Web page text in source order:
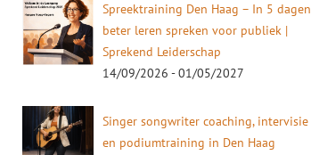
Spreektraining Den Haag – In 5 dagen
beter leren spreken voor publiek |
Sprekend Leiderschap
14/09/2026 - 01/05/2027
Singer songwriter coaching, intervisie
en podiumtraining in Den Haag